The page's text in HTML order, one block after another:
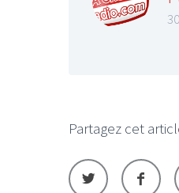
Partagez cet